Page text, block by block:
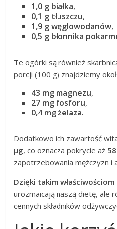
1,0 g białka,
0,1 g tłuszczu,
1,9 g węglowodanów,
0,5 g błonnika
Te ogórki są również
porcji (100 g) znajdziemy
43 mg magnezu,
27 mg fosforu,
0,4 mg żelaza.
Dodatkowo ich zawartość
µg, co oznacza pokrycie aż
zapotrzebowania mężczyzn i
Dzięki takim
urozmaicają naszą dietę, ale
cennych składników